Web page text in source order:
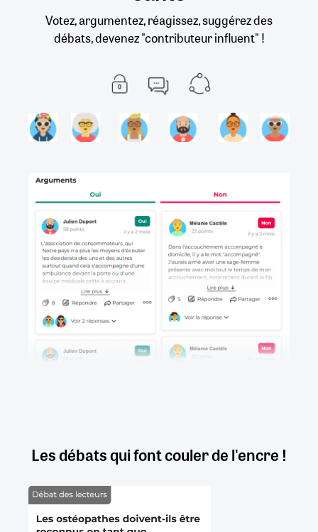
Votez, argumentez, réagissez, suggérez des
débats, devenez "contributeur influent" !
Les débats qui font couler de l'encre !